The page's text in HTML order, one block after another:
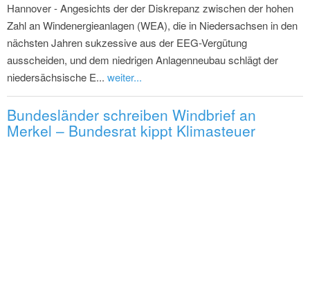
Hannover - Angesichts der der Diskrepanz zwischen der hohen
Zahl an Windenergieanlagen (WEA), die in Niedersachsen in den
nächsten Jahren sukzessive aus der EEG-Vergütung
ausscheiden, und dem niedrigen Anlagenneubau schlägt der
niedersächsische E... weiter...
Bundesländer schreiben Windbrief an
Merkel – Bundesrat kippt Klimasteuer